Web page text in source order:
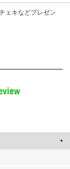
ェキなどプレゼン
コンテンツや広告の